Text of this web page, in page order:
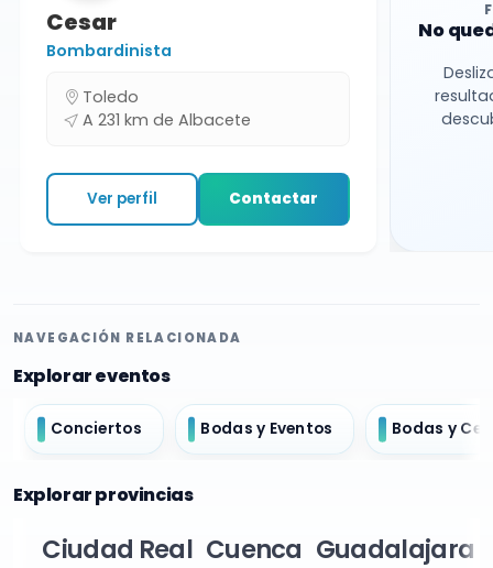
Cesar
Bombardinista
Toledo
A 231 km de Albacete
Ver perfil Contactar
No
NAVEGACIÓN RELACIONADA
Explorar eventos
Conciertos Bodas y Eventos Bodas y
Explorar provincias
Ciudad Real Cuenca Guadalajara